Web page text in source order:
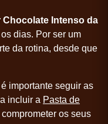
Chocolate Intenso da
dias. Por ser um
da rotina, desde que
é importante seguir as
incluir a Pasta de
os seus